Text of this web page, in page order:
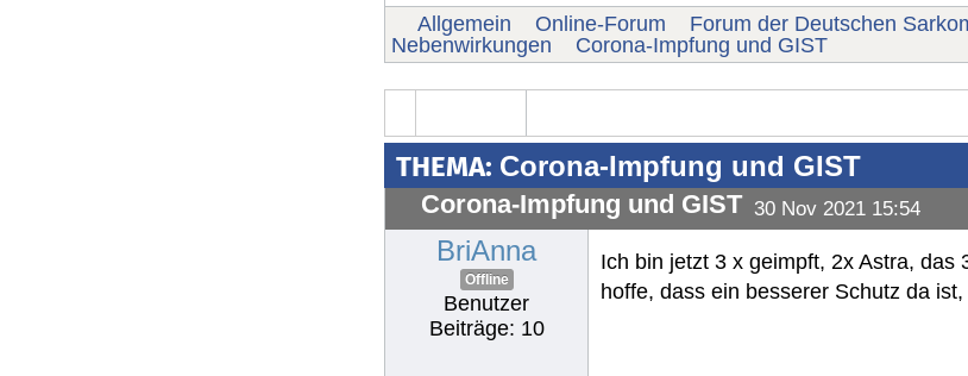
Allgemein Online-Forum Forum der Deutschen
Nebenwirkungen
Corona-Impfung und GIST
THEMA: Corona-Impfung und GIST
Corona-Impfung und GIST 30 Nov 2021 15:54
BriAnna
Offline
Benutzer
Beiträge: 10
Ich bin jetzt 3 x geimpft, 2x Astra,
hoffe, dass ein besserer Schutz da